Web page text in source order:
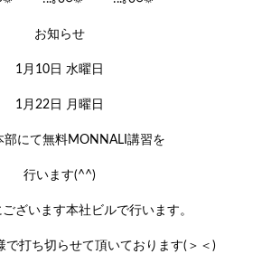
お知らせ
1月10日 水曜日
1月22日 月曜日
部にて無料MONNALI講習を
行います(^^)
ざいます本社ビルで行います。
で打ち切らせて頂いております(＞＜)